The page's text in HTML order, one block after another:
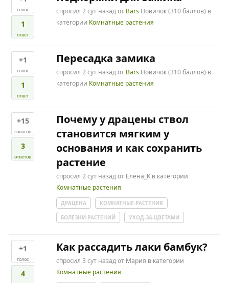
голос
1
ответ
спросил 2 сут назадот Bars Новичок(310баллов) в
категории Комнатные растения
+1
голос
1
ответ
Пересадка замика
спросил 2 сут назадот Bars Новичок(310баллов) в
категории Комнатные растения
+15
голосов
3
ответов
Почему у драцены ствол
становится мягким у
основания и как сохранить
растение
спросил 2 сут назадот Елена_К в категории
Комнатные растения
ДРАЦЕНА
КОМНАТНЫЕ-РАСТЕНИЯ
БОЛЕЗНИ-РАСТЕНИЙ
УХОД-ЗА-ЦВЕТАМИ
+1
голос
4
Как рассадить лаки бамбук?
спросил 3 сут назадот Мария в категории
Комнатные растения